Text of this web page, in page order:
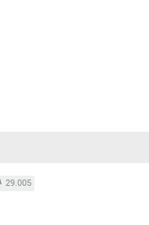
29.005